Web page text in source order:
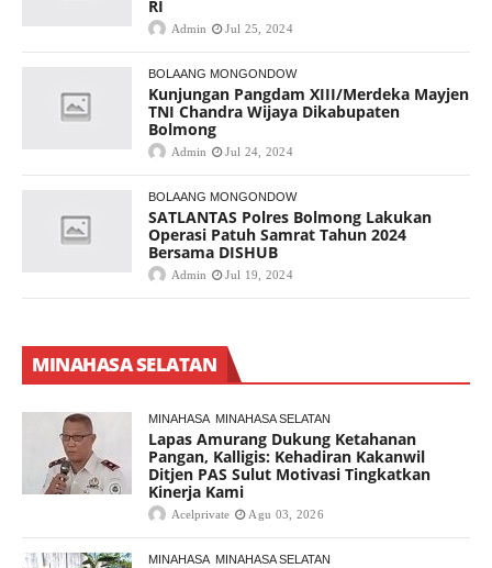
RI
Admin Jul 25, 2024
BOLAANG MONGONDOW
Kunjungan Pangdam XIII/Merdeka Mayjen
TNI Chandra Wijaya Dikabupaten
Bolmong
Admin Jul 24, 2024
BOLAANG MONGONDOW
SATLANTAS Polres Bolmong Lakukan
Operasi Patuh Samrat Tahun 2024
Bersama DISHUB
Admin Jul 19, 2024
MINAHASA SELATAN
MINAHASA MINAHASA SELATAN
Lapas Amurang Dukung Ketahanan
Pangan, Kalligis: Kehadiran Kakanwil
Ditjen PAS Sulut Motivasi Tingkatkan
Kinerja Kami
Acelprivate Agu 03, 2026
MINAHASA MINAHASA SELATAN